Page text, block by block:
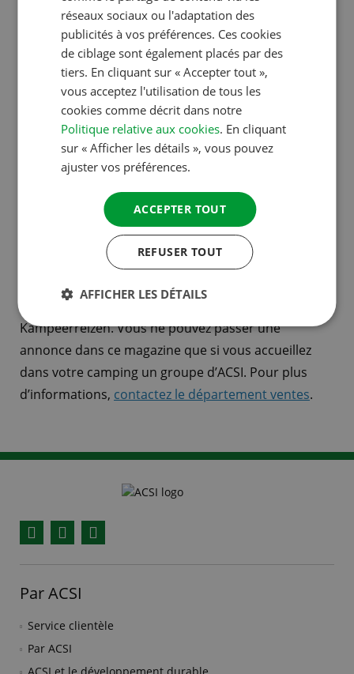
Les itinéraires conduisent à travers les plus belles
régions de l’Europe. Les carnets d’itinéraires
développés dans nos bureaux sont très détaillés et
sont de ce fait très appréciés des campeurs.
Les voyages en groupes sont placés sous la
direction d’un duo de capitaines qui guident les
excursions et apportent leur assistance aux
participants en cas de problèmes.
Seuls les campings qui hébergent un groupe d’ACSI
(= camping de circuits touristiques de camping),
peuvent placer des annonces dans le Magazine ACSI
Kampeerreizen. Vous ne pouvez passer une
annonce dans ce magazine que si vous accueillez
dans votre camping un groupe d’ACSI. Pour plus
d’informations, contactez le département ventes.
Par ACSI
Service clientèle
Par ACSI
DANISH
réseaux sociaux ou l'adaptation des
publicités à vos préférences. Ces cookies
de ciblage sont également placés par des
tiers. En cliquant sur « Accepter tout »,
vous acceptez l'utilisation de tous les
cookies comme décrit dans notre
Politique relative aux cookies. En cliquant
sur « Afficher les détails », vous pouvez
ajuster vos préférences.
ACCEPTER TOUT
REFUSER TOUT
AFFICHER LES DÉTAILS